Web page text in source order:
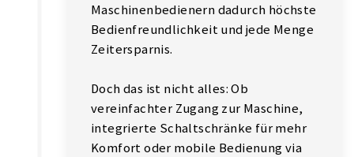
Maschinenbedienern dadurch höchste
Bedienfreundlichkeit und jede Menge
Zeitersparnis.
Doch das ist nicht alles: Ob
vereinfachter Zugang zur Maschine,
integrierte Schaltschränke für mehr
Komfort oder mobile Bedienung via